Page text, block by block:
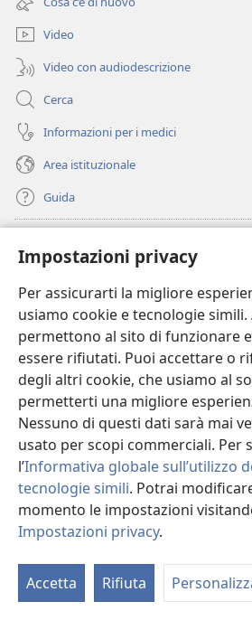
Impostazioni privacy
Per assicurarti la migliore
usiamo cookie e tecnologie
permettono al sito di funzionare
essere rifiutati. Puoi accettare o
degli altri cookie, che usiamo al
permetterti una migliore
Nessuno di questi dati sarà mai
usato per scopi commerciali. Per
l’Informativa globale sull’utilizzo
tecnologie simili. Potrai
momento le impostazioni
Impostazioni privacy.
Accetta Rifiuta
nuova
finestra)Video
Video con audiodescrizione
Cerca
Informazioni per i medici
Area istituzionale
Guida
(apre
una
nuova
finestra)
BIBLIOTECA ONLINE Watchtower
(apre
una
nuova
finestra)
JW Hub
(apre
una
nuova
finestra)
JW Library
Watchtower Library®
Copyright© 2026 Watch Tower Bible and
CONDIZIONI D’USO
|